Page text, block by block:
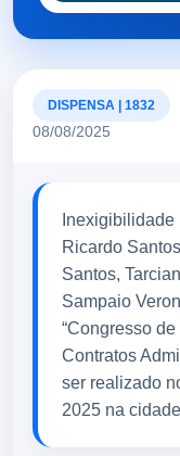
DISPENSA | 1832
08/08/2025
Ricardo
Santos,
Sampaio
“Congresso
Contratos
ser realizado
2025 na